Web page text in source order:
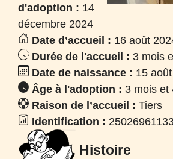
d'adoption : 14
décembre 2024
Date d’accueil : 16 août
Durée de l'accueil : 3 mois
Date de naissance : 15
Âge à l'adoption : 3 mois et
Raison de l’accueil : Tiers
Identification :
Histoire